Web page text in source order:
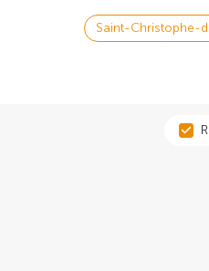
Saint-Christophe-